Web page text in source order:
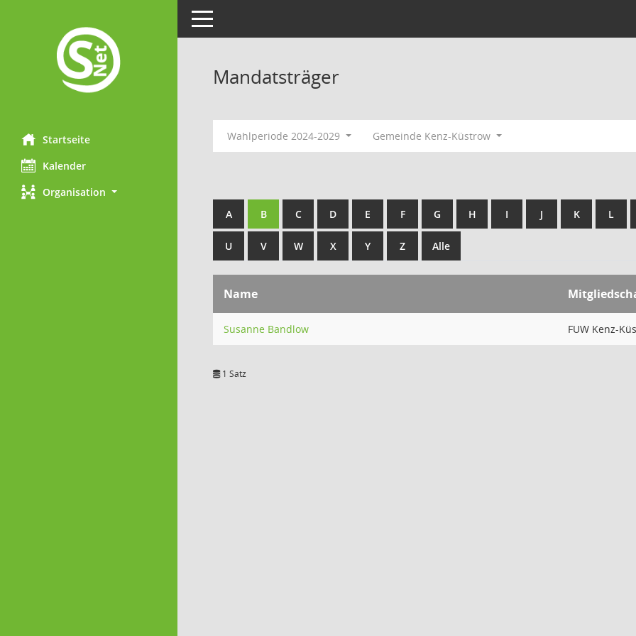
Startseite
Kalender
Organisation
Toggle navigation
Mandatsträger
Wahlperiode 2024-2029 Gemeinde Kenz-Küstrow
A B C D E F G H I J K L
U V W X Y Z Alle
Name
Susanne Bandlow FUW Kenz-
1 Satz